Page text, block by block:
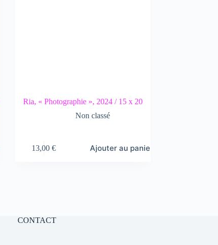
Ria, « Photographie », 2024 / 15 x 20
Non classé
13,00€ Ajouter au panier
CONTACT